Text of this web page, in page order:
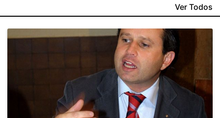
Ver Todos